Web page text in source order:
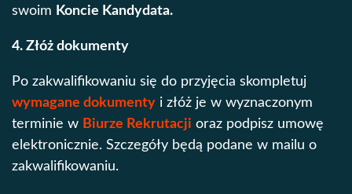
swoim Koncie Kandydata.
4. Złóż dokumenty
Po zakwalifikowaniu się do przyjęcia skompletuj
wymagane dokumenty i złóż je w wyznaczonym
terminie w Biurze Rekrutacji oraz podpisz umowę
elektronicznie. Szczegóły będą podane w mailu o
zakwalifikowaniu.